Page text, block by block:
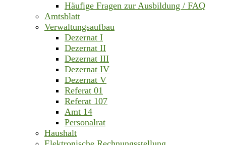
Häufige Fragen zur Ausbildung / FAQ
Amtsblatt
Verwaltungsaufbau
Dezernat I
Dezernat II
Dezernat III
Dezernat IV
Dezernat V
Referat 01
Referat 107
Amt 14
Personalrat
Haushalt